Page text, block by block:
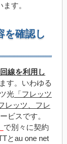
す。
を確認し
線を利用し
す。いわゆる
光「フレッツ
レッツ、フレ
ビスです。
で別々に契約
とau one net